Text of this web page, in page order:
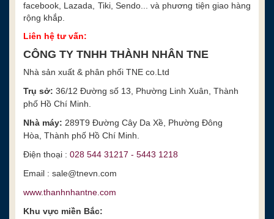
facebook, Lazada, Tiki, Sendo... và phương tiện giao hàng
rộng khắp.
Liên hệ tư vấn:
CÔNG TY TNHH THÀNH NHÂN TNE
Nhà sản xuất & phân phối TNE co.Ltd
Trụ sở: 36/12 Đường số 13, Phường Linh Xuân, Thành
phố Hồ Chí Minh.
Nhà máy: 289T9 Đường Cây Da Xề, Phường Đông
Hòa, Thành phố Hồ Chí Minh.
Điện thoại : 028 544 31217 - 5443 1218
Email : sale@tnevn.com
www.thanhnhantne.com
Khu vực miền Bắc: